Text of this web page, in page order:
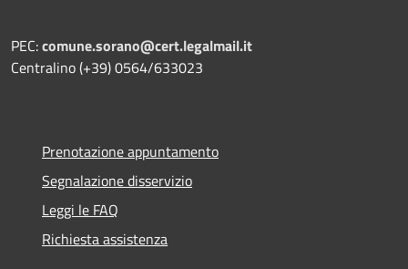
PEC:comune.sorano@cert.legalmail.it
Centralino (+39) 0564/633023
Prenotazione appuntamento
Segnalazione disservizio
Leggi le FAQ
Richiesta assistenza